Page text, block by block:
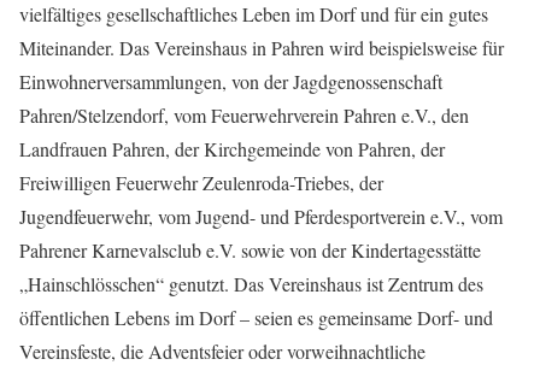
vielfältiges gesellschaftliches Leben im Dorf und für ein gutes
Miteinander. Das Vereinshaus in Pahren wird beispielsweise für
Einwohnerversammlungen, von der Jagdgenossenschaft
Pahren/Stelzendorf, vom Feuerwehrverein Pahren e.V., den
Landfrauen Pahren, der Kirchgemeinde von Pahren, der
Freiwilligen Feuerwehr Zeulenroda-Triebes, der
Jugendfeuerwehr, vom Jugend- und Pferdesportverein e.V., vom
Pahrener Karnevalsclub e.V. sowie von der Kindertagesstätte
„Hainschlösschen“ genutzt. Das Vereinshaus ist Zentrum des
öffentlichen Lebens im Dorf – seien es gemeinsame Dorf- und
Vereinsfeste, die Adventsfeier oder vorweihnachtliche